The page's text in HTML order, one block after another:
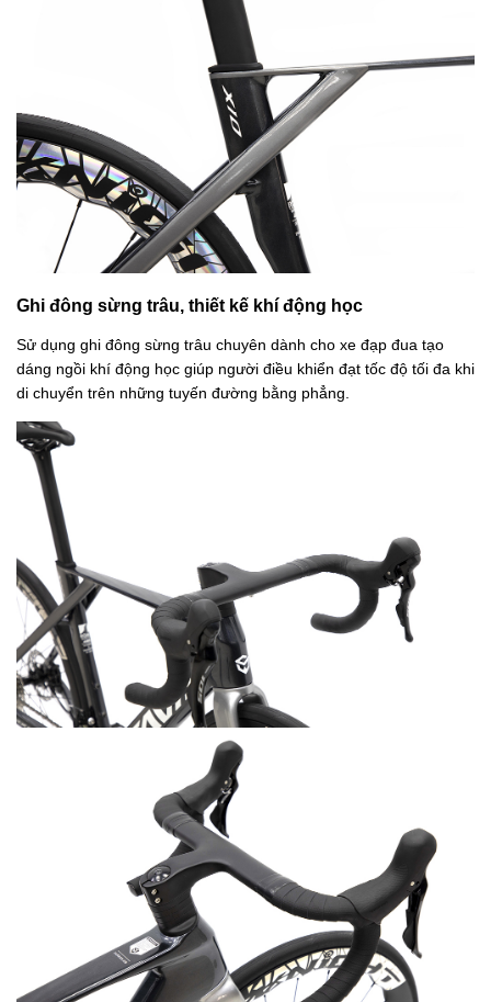
Ghi đông sừng trâu, thiết kế khí động học
Sử dụng ghi đông sừng trâu chuyên dành cho xe đạp đua tạo
dáng ngồi khí động học giúp người điều khiển đạt tốc độ tối đa khi
di chuyển trên những tuyến đường bằng phẳng.